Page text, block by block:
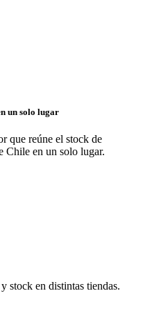
un solo lugar
que reúne el stock de
Chile en un solo lugar.
stock en distintas tiendas.